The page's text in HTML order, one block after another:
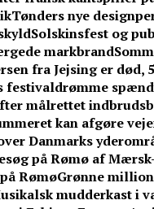
Tønders nye
Solskinsfest og
markbrand
fra Jejsing er død,
festivaldrømme
målrettet
kan afgøre
Danmarks
på Rømø af
RømøGrønne
mudderkast i